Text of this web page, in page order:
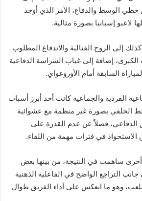
الوسط والدفاع، الأمر الذي أوجد
إسبانيا بصورة مثالية.
إلى الروح القتالية والاندفاع المطلوب
إضافة إلى غياب الشراسة الدفاعية
السابقة أمام الأوروغواي.
الفردية والجماعية كانت أحد أبرز أسباب
الخلفي بصورة غير منظمة مع عشوائية
الدفاعي، فضلاً عن عدم القدرة على
الاستحواذ في فترات مهمة من اللقاء.
ساهمت في النتيجة، من بينها بعض
جانب التراجع الواضح في الفاعلية الذهنية
وهو ما انعكس على أداء الفريق طوال